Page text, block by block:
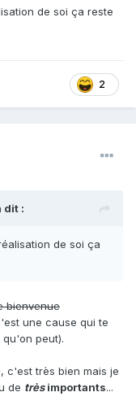
de soi ça reste
2
dit :
de soi ça
bienvenue
une cause qui te
peut).
c'est très bien mais je
de trèsimportants...